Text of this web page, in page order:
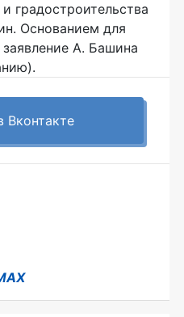
градостроительства
Основанием для
А. Башина
Вконтакте